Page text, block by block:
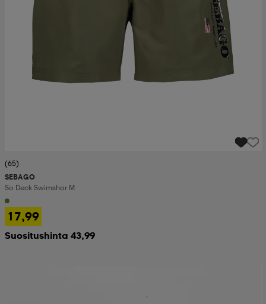
(65)
SEBAGO
So Deck Swimshor M
17,99
Suositushinta 43,99